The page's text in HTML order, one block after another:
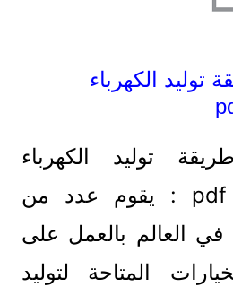
توليد الكهرباء
توليد الكهرباء
بالطاقة النووية pdf : يقوم عدد من
العالم بالعمل على
المتاحة لتوليد